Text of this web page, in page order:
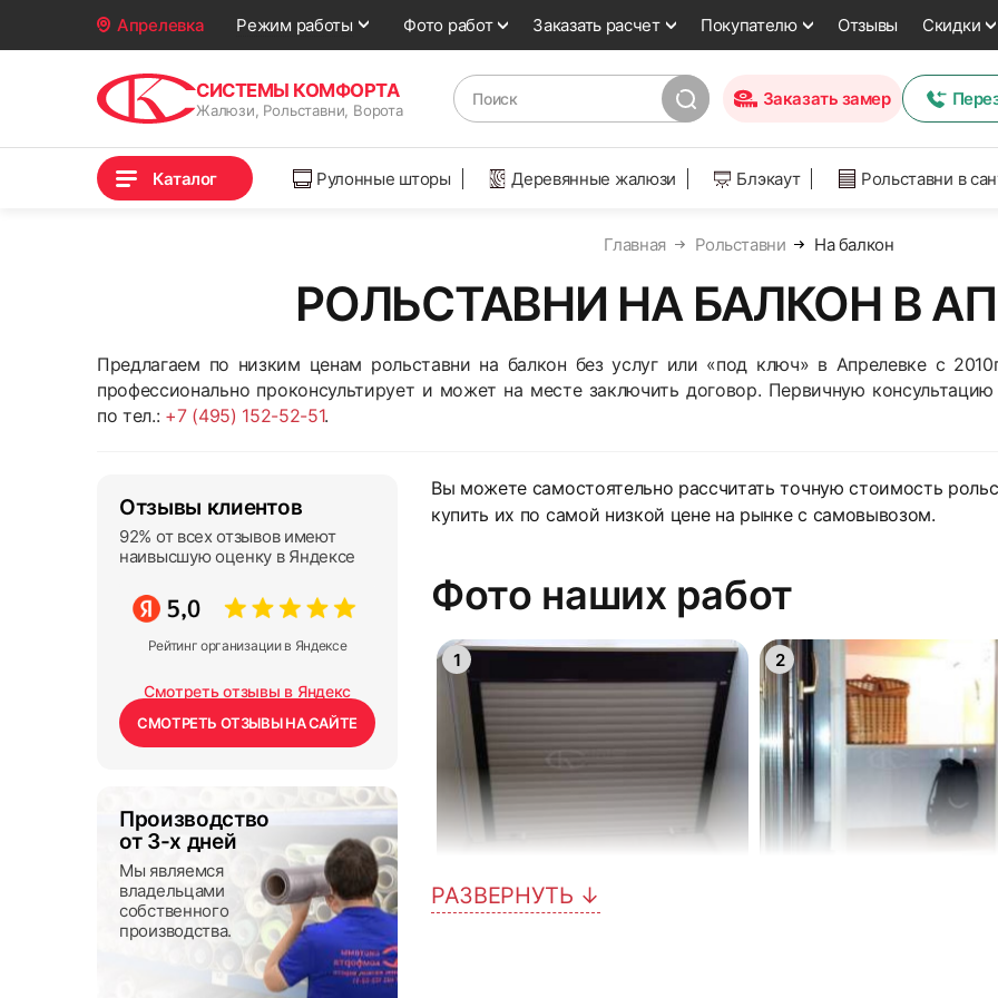
Апрелевка Режим работы Фото работ Заказать расчет Покупателю Отзывы Скидки
СИСТЕМЫ КОМФОРТА
Жалюзи, Рольставни, Ворота
Заказать замер
Каталог Рулонные шторы Деревянные жалюзи Блэкаут Рольставни в
Главная Рольставни На балкон
РОЛЬСТАВНИ НА БАЛКОН В
Предлагаем по низким ценам рольставни на балкон без услуг или «под ключ» в Апрелевке с
профессионально проконсультирует и может на месте заключить договор. Первичную
по тел.: +7 (495) 152-52-51.
Отзывы клиентов
92% от всех отзывов имеют
наивысшую оценку в Яндексе
Рейтинг организации в Яндексе
Смотреть отзывы в Яндекс
СМОТРЕТЬ ОТЗЫВЫ НА САЙТЕ
Производство
от 3-х дней
Мы являемся
владельцами
собственного
производства.
Вы можете самостоятельно рассчитать точную стоимость
купить их по самой низкой цене на рынке с самовывозом.
Фото наших работ
1 2
4
РАЗВЕРНУТЬ ↓